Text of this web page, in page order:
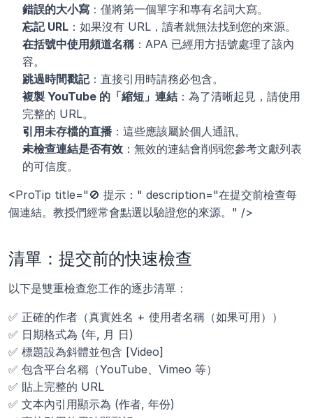
錯誤的大小寫 ：僅將第一個單字和專有名詞大寫。
忘記 URL ：如果沒有 URL，讀者就無法找到您的來源。
在括號中使用頻道名稱 ：APA 已經用方括號處理了該內
容。
跳過時間戳記：直接引用時請務必包含。
複製 YouTube 的「縮短」連結 ：為了清晰起見，請使用
完整的 URL。
引用未存檔的直播 ：這些應該屬於個人通訊。
未檢查連結是否有效 ：無效的連結會削弱您參考文獻列表
的可信度。
<ProTip title="🚫 提示：" description="在提交前檢查每
個連結。教授們經常會點選以驗證您的來源。" />
清單：提交前的快速檢查
以下是雙重檢查您工作的逐步清單：
✅ 正確的作者（真實姓名 + 使用者名稱（如果可用））
✅ 日期格式為 (年, 月 日)
✅ 標題設為斜體並包含 [Video]
✅ 包含平台名稱（YouTube、Vimeo 等）
✅ 貼上完整的 URL
✅ 文本內引用顯示為 (作者, 年份)